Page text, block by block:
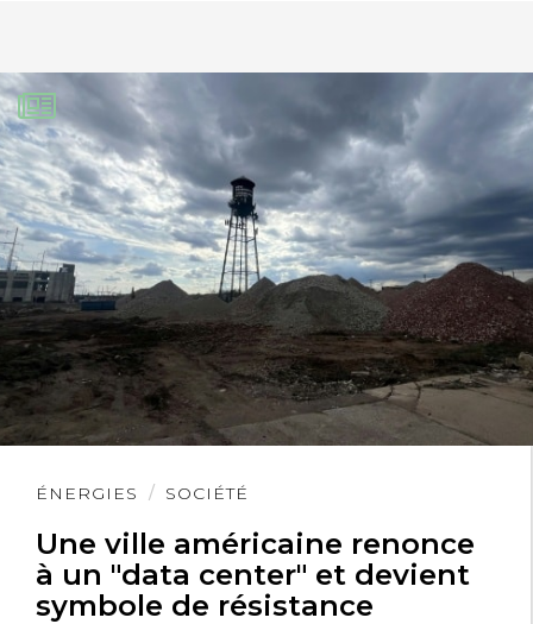
ÉNERGIES SOCIÉTÉ
Une ville américaine renonce
à un "data center" et devient
symbole de résistance
Lire